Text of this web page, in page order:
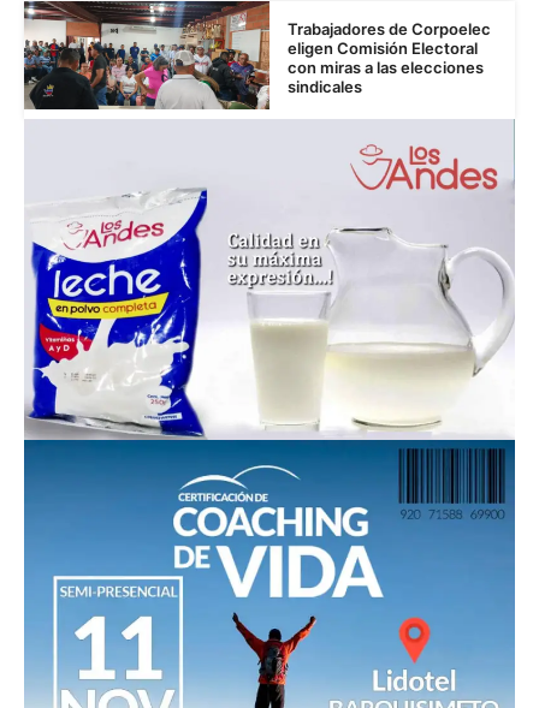
Trabajadores de Corpoelec
eligen Comisión Electoral
con miras a las elecciones
sindicales